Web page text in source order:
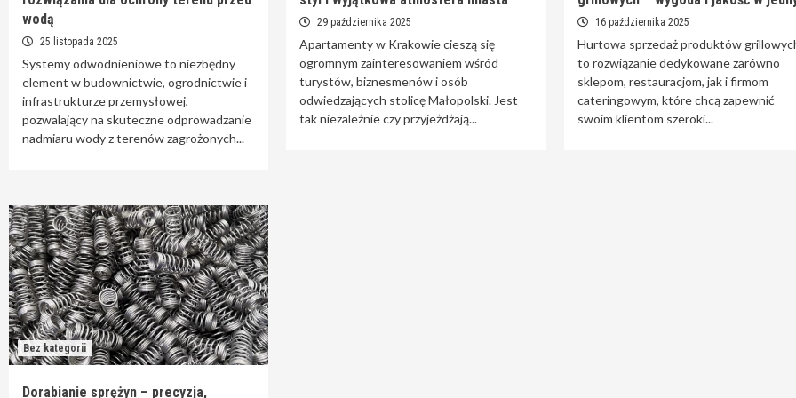
wodą
25 listopada 2025
Systemy odwodnieniowe to niezbędny
element w budownictwie, ogrodnictwie i
infrastrukturze przemysłowej,
pozwalający na skuteczne odprowadzanie
nadmiaru wody z terenów zagrożonych...
29 października 2025
Apartamenty w Krakowie cieszą się
ogromnym zainteresowaniem wśród
turystów, biznesmenów i osób
odwiedzających stolicę Małopolski. Jest
tak niezależnie czy przyjeżdżają...
16 października 2025
Hurtowa sprzedaż produktów
to rozwiązanie dedykowane zarówno
sklepom, restauracjom, jak i firmom
cateringowym, które chcą zapewnić
swoim klientom szeroki...
Bez kategorii
Dorabianie sprężyn – precyzja,